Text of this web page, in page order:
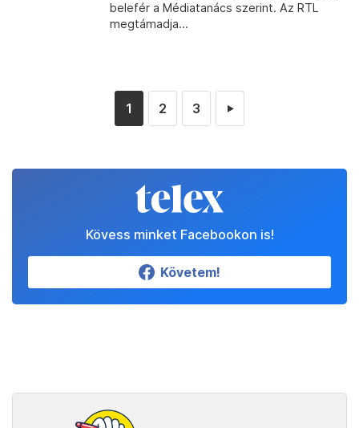
belefér a Médiatanács szerint. Az RTL
megtámadja...
1 2 3 ►
Kövess minket Facebookon is!
Követem!